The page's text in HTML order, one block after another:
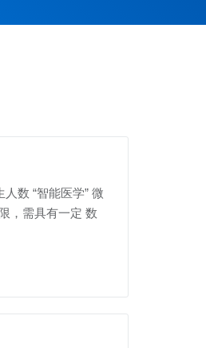
数 “智能医学” 微
，需具有一定 数